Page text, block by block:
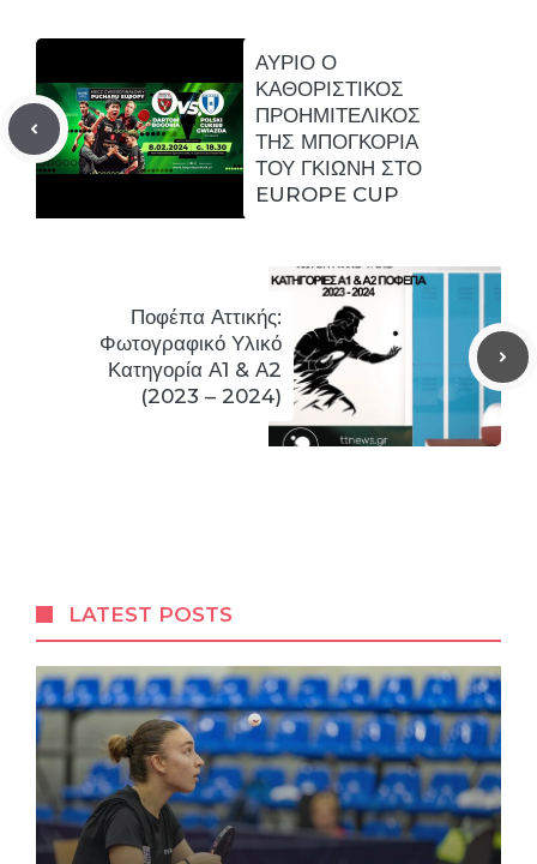
ΑΥΡΙΟ Ο
ΚΑΘΟΡΙΣΤΙΚΟΣ
ΠΡΟΗΜΙΤΕΛΙΚΟΣ
ΤΗΣ ΜΠΟΓΚΟΡΙΑ
ΤΟΥ ΓΚΙΩΝΗ ΣΤΟ
EUROPE CUP
Ποφέπα Αττικής:
Φωτογραφικό Υλικό
Κατηγορία Α1 & Α2
(2023 – 2024)
LATEST POSTS